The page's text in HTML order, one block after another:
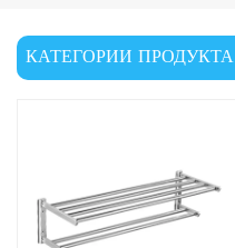
КАТЕГОРИИ ПРОДУКТА